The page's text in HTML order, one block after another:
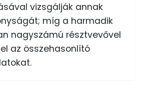
vizsgálják annak
míg a harmadik
nagyszámú résztvevővel
az összehasonlító